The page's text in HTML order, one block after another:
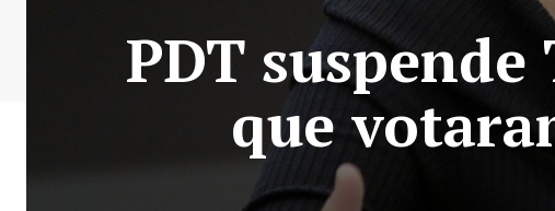
PDT
que